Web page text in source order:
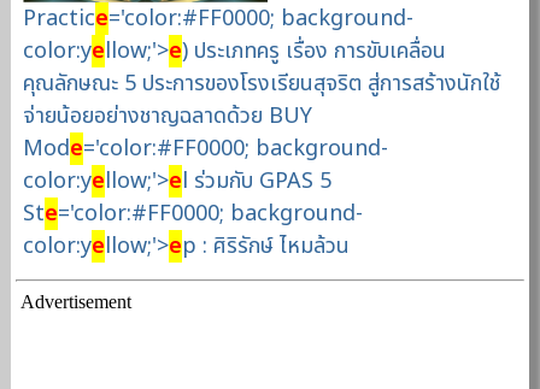
Practice='color:#FF0000; background-
color:yellow;'>e) ประเภทครู เรื่อง การขับเคลื่อน
คุณลักษณะ 5 ประการของโรงเรียนสุจริต สู่การสร้างนักใช้
จ่ายน้อยอย่างชาญฉลาดด้วย BUY
Mode='color:#FF0000; background-
color:yellow;'>el ร่วมกับ GPAS 5
Ste='color:#FF0000; background-
color:yellow;'>ep : ศิริรักษ์ ไหมล้วน
Advertisement